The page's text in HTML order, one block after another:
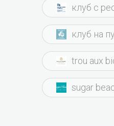
клуб с
клуб на
trou aux
sugar